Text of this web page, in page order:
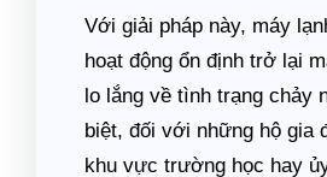
Với giải pháp này, máy
hoạt động ổn định trở lại
lo lắng về tình trạng chảy
biệt, đối với những hộ gia
khu vực trường học hay